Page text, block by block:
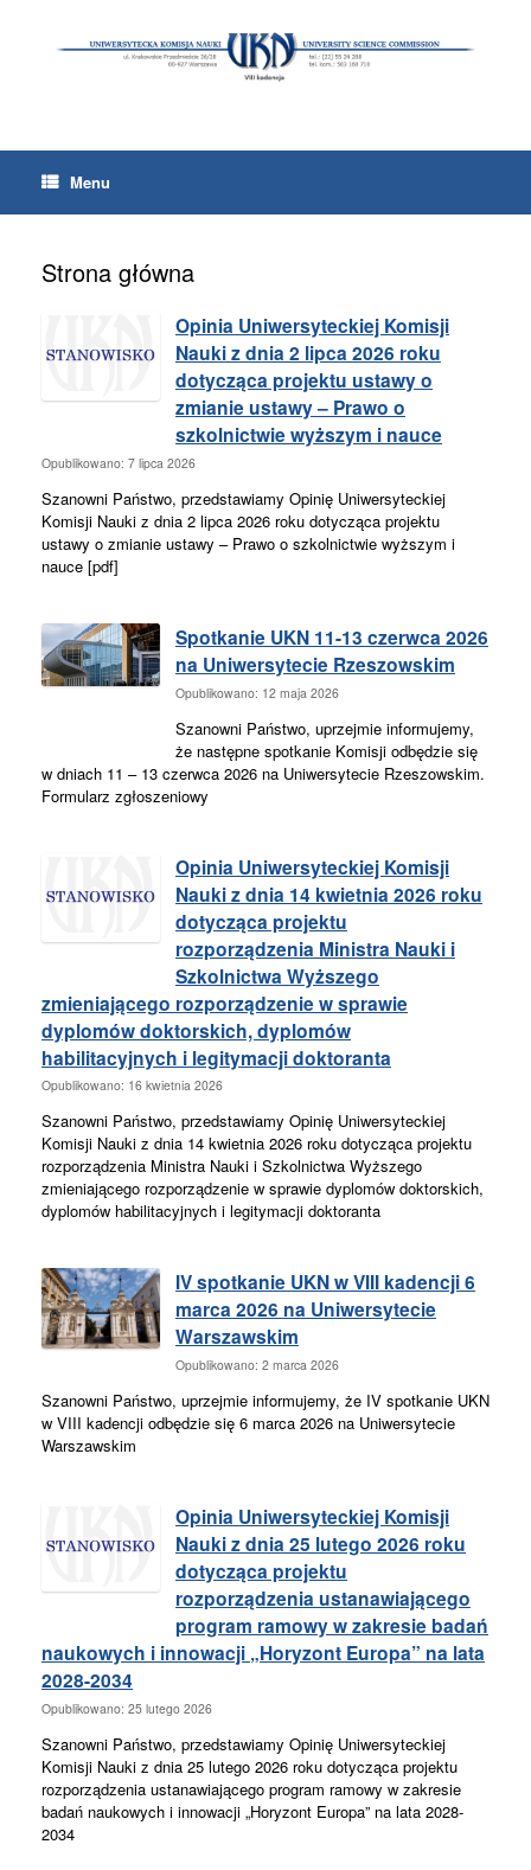
Menu
Strona główna
Opinia Uniwersyteckiej Komisji
Nauki z dnia 2 lipca 2026 roku
dotycząca projektu ustawy o
zmianie ustawy – Prawo o
szkolnictwie wyższym i nauce
Opublikowano: 7 lipca 2026
Szanowni Państwo, przedstawiamy Opinię Uniwersyteckiej
Komisji Nauki z dnia 2 lipca 2026 roku dotycząca projektu
ustawy o zmianie ustawy – Prawo o szkolnictwie wyższym i
nauce [pdf]
Spotkanie UKN 11-13 czerwca 2026
na Uniwersytecie Rzeszowskim
Opublikowano: 12 maja 2026
Szanowni Państwo, uprzejmie informujemy,
że następne spotkanie Komisji odbędzie się
w dniach 11 – 13 czerwca 2026 na Uniwersytecie Rzeszowskim.
Formularz zgłoszeniowy
Opinia Uniwersyteckiej Komisji
Nauki z dnia 14 kwietnia 2026 roku
dotycząca projektu
rozporządzenia Ministra Nauki i
Szkolnictwa Wyższego
zmieniającego rozporządzenie w sprawie
dyplomów doktorskich, dyplomów
habilitacyjnych i legitymacji doktoranta
Opublikowano: 16 kwietnia 2026
Szanowni Państwo, przedstawiamy Opinię Uniwersyteckiej
Komisji Nauki z dnia 14 kwietnia 2026 roku dotycząca projektu
rozporządzenia Ministra Nauki i Szkolnictwa Wyższego
zmieniającego rozporządzenie w sprawie dyplomów doktorskich,
dyplomów habilitacyjnych i legitymacji doktoranta
IV spotkanie UKN w VIII kadencji 6
marca 2026 na Uniwersytecie
Warszawskim
Opublikowano: 2 marca 2026
Szanowni Państwo, uprzejmie informujemy, że IV spotkanie UKN
w VIII kadencji odbędzie się 6 marca 2026 na Uniwersytecie
Warszawskim
Opinia Uniwersyteckiej Komisji
Nauki z dnia 25 lutego 2026 roku
dotycząca projektu
rozporządzenia ustanawiającego
program ramowy w zakresie badań
naukowych i innowacji „Horyzont Europa” na lata
2028-2034
Opublikowano: 25 lutego 2026
Szanowni Państwo, przedstawiamy Opinię Uniwersyteckiej
Komisji Nauki z dnia 25 lutego 2026 roku dotycząca projektu
rozporządzenia ustanawiającego program ramowy w zakresie
badań naukowych i innowacji „Horyzont Europa” na lata 2028-
2034